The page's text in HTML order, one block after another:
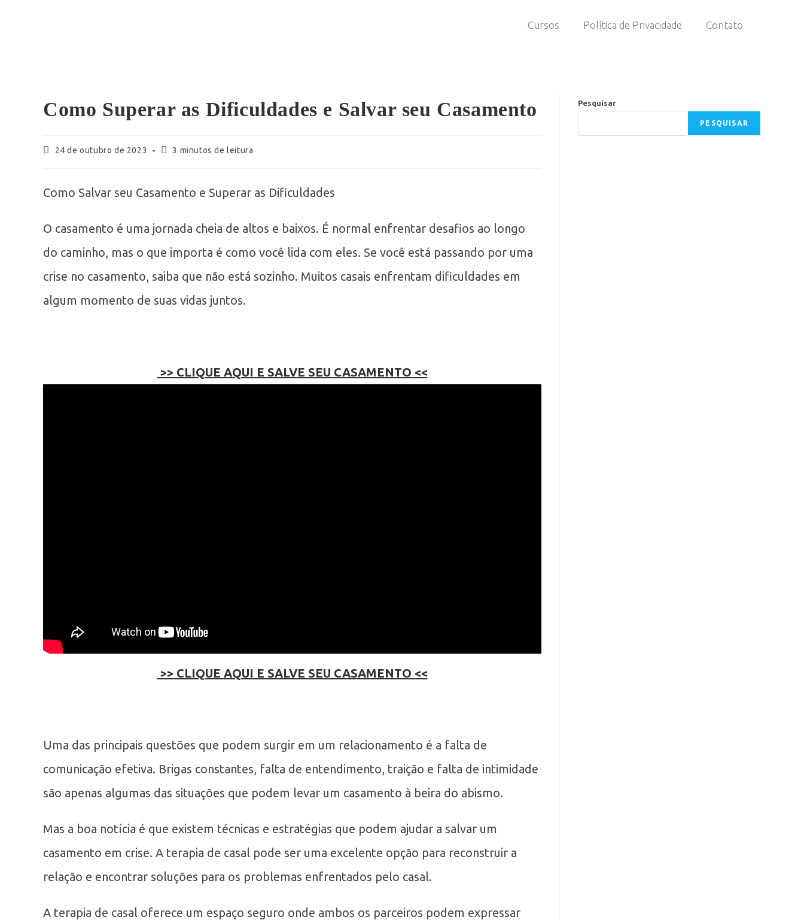
Cursos Política de Privacidade Contato
Como Superar as Dificuldades e Salvar seu Casamento
24 de outubro de 2023 3 minutos de leitura
Como Salvar seu Casamento e Superar as Dificuldades
O casamento é uma jornada cheia de altos e baixos. É normal enfrentar desafios ao longo
do caminho, mas o que importa é como você lida com eles. Se você está passando por uma
crise no casamento, saiba que não está sozinho. Muitos casais enfrentam dificuldades em
algum momento de suas vidas juntos.
>> CLIQUE AQUI E SALVE SEU CASAMENTO <<
>> CLIQUE AQUI E SALVE SEU CASAMENTO <<
Uma das principais questões que podem surgir em um relacionamento é a falta de
comunicação efetiva. Brigas constantes, falta de entendimento, traição e falta de intimidade
são apenas algumas das situações que podem levar um casamento à beira do abismo.
Mas a boa notícia é que existem técnicas e estratégias que podem ajudar a salvar um
casamento em crise. A terapia de casal pode ser uma excelente opção para reconstruir a
relação e encontrar soluções para os problemas enfrentados pelo casal.
A terapia de casal oferece um espaço seguro onde ambos os parceiros podem expressar
Pesquisar
PESQUISAR